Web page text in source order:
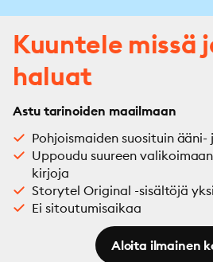
Kuuntele missä
haluat
Astu tarinoiden maailmaan
Pohjoismaiden suosituin
Uppoudu suureen
kirjoja
Storytel Original -sisältöjä
Ei sitoutumisaikaa
Aloita ilmainen